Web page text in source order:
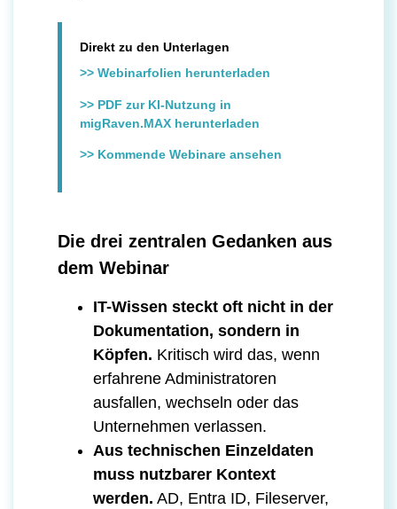
Direkt zu den Unterlagen
>> Webinarfolien herunterladen
>> PDF zur KI-Nutzung in
migRaven.MAX herunterladen
>> Kommende Webinare ansehen
Die drei zentralen Gedanken aus
dem Webinar
IT-Wissen steckt oft nicht in der
Dokumentation, sondern in
Köpfen. Kritisch wird das, wenn
erfahrene Administratoren
ausfallen, wechseln oder das
Unternehmen verlassen.
Aus technischen Einzeldaten
muss nutzbarer Kontext
werden. AD, Entra ID, Fileserver,